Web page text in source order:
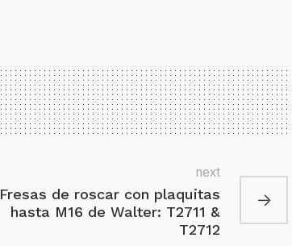
Fresas de roscar con plaquitas
hasta M16 de Walter: T2711 &
T2712
next